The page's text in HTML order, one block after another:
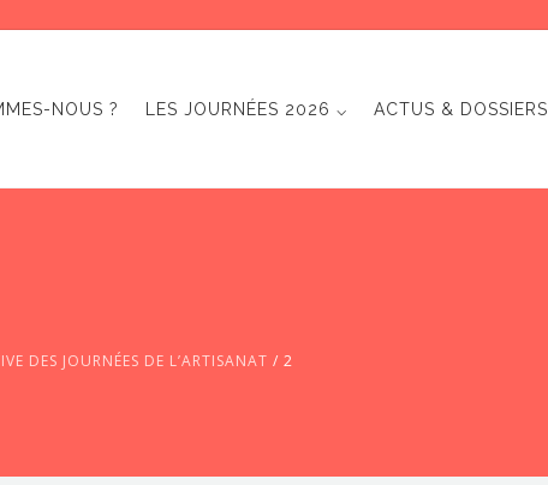
NOUS ? LES JOURNÉES 2026 ⌵ ACTUS & DOSSIERS
DES JOURNÉES DE L’ARTISANAT / 2